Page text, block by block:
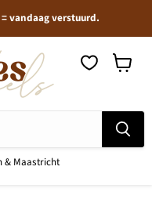
vandaag verstuurd.
& Maastricht